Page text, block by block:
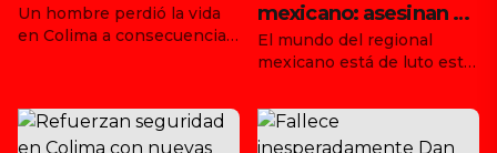
humana tras ataque
de animal en Tonila
Un hombre perdió la vida
en Colima a consecuencia
Con este hecho, ya son dos
los fallecimientos
mexicano: asesinan al
vocalista y fundador
de Enigma Norteño,
Ernesto Barajas
El mundo del regional
mexicano está de luto este
2025, tras confirmarse el
asesinato de Ernesto